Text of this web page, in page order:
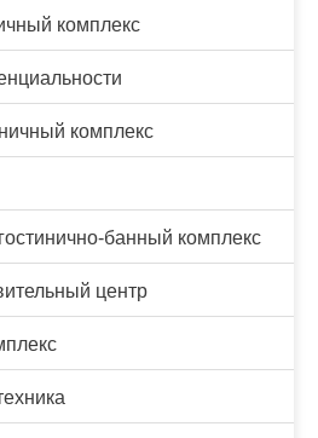
комплекс
комплекс
банный комплекс
центр